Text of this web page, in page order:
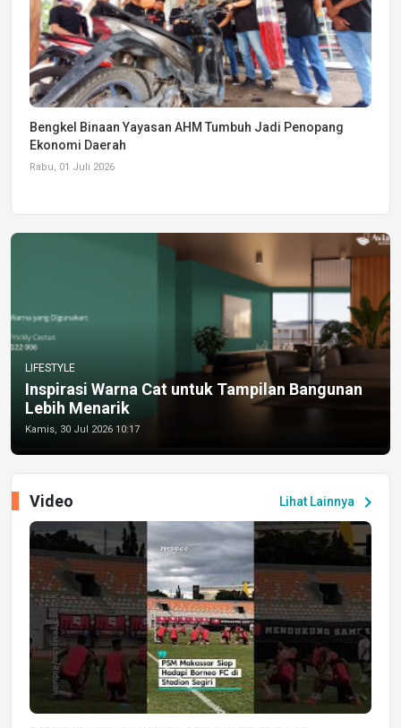
Bengkel Binaan Yayasan AHM Tumbuh Jadi Penopang
Ekonomi Daerah
Rabu, 01 Juli 2026
LIFESTYLE
Inspirasi Warna Cat untuk Tampilan Bangunan
Lebih Menarik
Kamis, 30 Jul 2026 10:17
Lihat Lainnya chevron_right
Video